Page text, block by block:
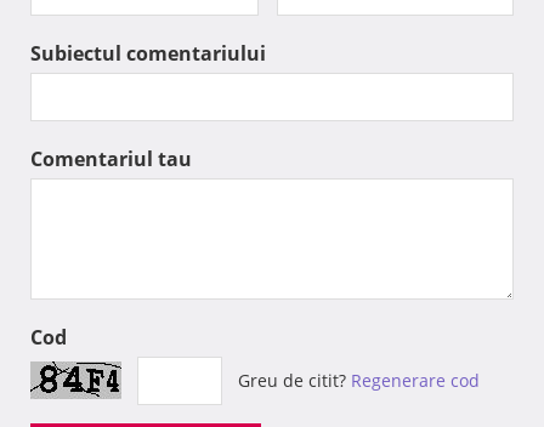
Subiectul comentariului
Comentariul tau
Cod
Greu de citit? Regenerare cod